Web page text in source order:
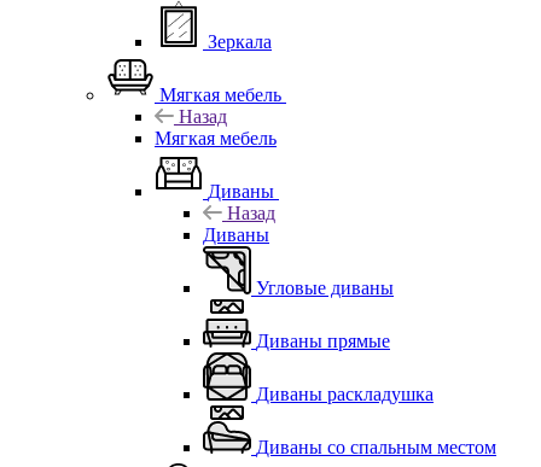
Зеркала
Мягкая мебель
Назад
Мягкая мебель
Диваны
Назад
Диваны
Угловые диваны
Диваны прямые
Диваны раскладушка
Диваны со спальным местом